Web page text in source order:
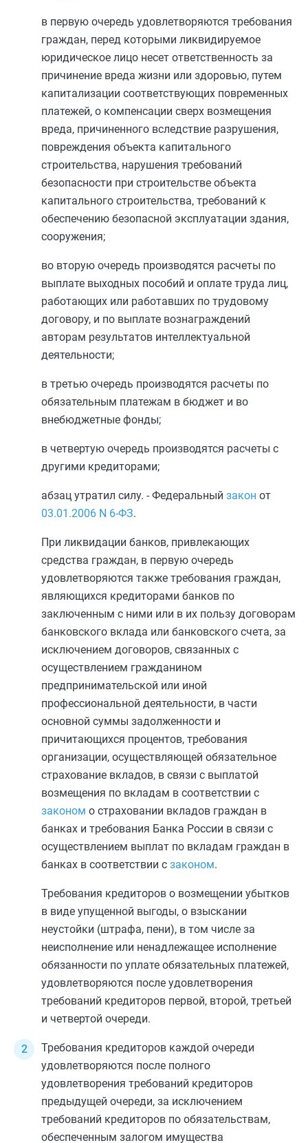
в первую очередь удовлетворяются требования
граждан, перед которыми ликвидируемое
юридическое лицо несет ответственность за
причинение вреда жизни или здоровью, путем
капитализации соответствующих повременных
платежей, о компенсации сверх возмещения
вреда, причиненного вследствие разрушения,
повреждения объекта капитального
строительства, нарушения требований
безопасности при строительстве объекта
капитального строительства, требований к
обеспечению безопасной эксплуатации здания,
сооружения;
во вторую очередь производятся расчеты по
выплате выходных пособий и оплате труда лиц,
работающих или работавших по трудовому
договору, и по выплате вознаграждений
авторам результатов интеллектуальной
деятельности;
в третью очередь производятся расчеты по
обязательным платежам в бюджет и во
внебюджетные фонды;
в четвертую очередь производятся расчеты с
другими кредиторами;
абзац утратил силу. - Федеральный закон от
03.01.2006 N 6-ФЗ.
При ликвидации банков, привлекающих
средства граждан, в первую очередь
удовлетворяются также требования граждан,
являющихся кредиторами банков по
заключенным с ними или в их пользу договорам
банковского вклада или банковского счета, за
исключением договоров, связанных с
осуществлением гражданином
предпринимательской или иной
профессиональной деятельности, в части
основной суммы задолженности и
причитающихся процентов, требования
организации, осуществляющей обязательное
страхование вкладов, в связи с выплатой
возмещения по вкладам в соответствии с
законом о страховании вкладов граждан в
банках и требования Банка России в связи с
осуществлением выплат по вкладам граждан в
банках в соответствии с законом.
Требования кредиторов о возмещении убытков
в виде упущенной выгоды, о взыскании
неустойки (штрафа, пени), в том числе за
неисполнение или ненадлежащее исполнение
обязанности по уплате обязательных платежей,
удовлетворяются после удовлетворения
требований кредиторов первой, второй, третьей
и четвертой очереди.
Требования кредиторов каждой очереди
удовлетворяются после полного
удовлетворения требований кредиторов
предыдущей очереди, за исключением
требований кредиторов по обязательствам,
обеспеченным залогом имущества